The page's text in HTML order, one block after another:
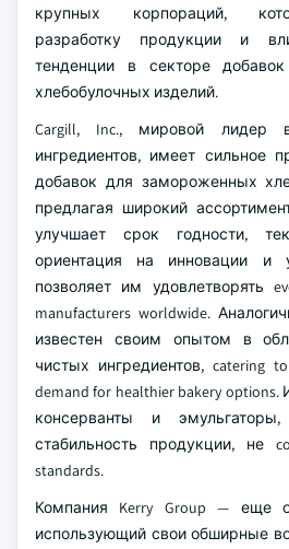
крупных корпораций,
разработку продукции и
тенденции в секторе
хлебобулочных изделий.
Cargill, Inc., мировой лидер
ингредиентов, имеет сильное
добавок для замороженных
предлагая широкий
улучшает срок годности,
ориентация на инновации и
позволяет им удовлетворять
manufacturers worldwide.
известен своим опытом в
чистых ингредиентов, catering
demand for healthier bakery
консерванты и
стабильность продукции, не
standards.
Компания Kerry Group — еще
использующий свои обширные